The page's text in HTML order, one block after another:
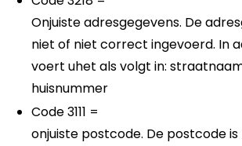
Onjuiste adresgegevens. De
niet of niet correct ingevoerd. In
voert uhet als volgt in:
huisnummer
Code 3111 =
onjuiste postcode. De postcode